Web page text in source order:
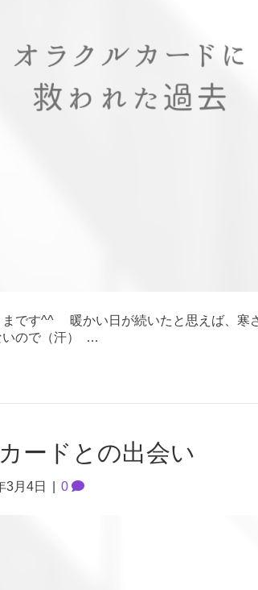
まです^^ 暖かい日が続いたと思えば、寒
いので（汗） …
ードとの出会い
3月4日 0